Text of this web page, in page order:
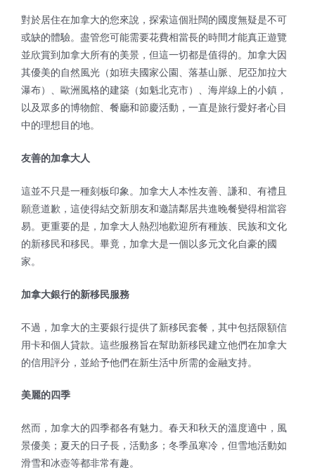
對於居住在加拿大的您來說，探索這個壯闊的國度無疑是不可
或缺的體驗。盡管您可能需要花費相當長的時間才能真正遊覽
並欣賞到加拿大所有的美景，但這一切都是值得的。加拿大因
其優美的自然風光（如班夫國家公園、落基山脈、尼亞加拉大
瀑布）、歐洲風格的建築（如魁北克市）、海岸線上的小鎮，
以及眾多的博物館、餐廳和節慶活動，一直是旅行愛好者心目
中的理想目的地。
友善的加拿大人
這並不只是一種刻板印象。加拿大人本性友善、謙和、有禮且
願意道歉，這使得結交新朋友和邀請鄰居共進晚餐變得相當容
易。更重要的是，加拿大人熱烈地歡迎所有種族、民族和文化
的新移民和移民。畢竟，加拿大是一個以多元文化自豪的國
家。
加拿大銀行的新移民服務
不過，加拿大的主要銀行提供了新移民套餐，其中包括限額信
用卡和個人貸款。這些服務旨在幫助新移民建立他們在加拿大
的信用評分，並給予他們在新生活中所需的金融支持。
美麗的四季
然而，加拿大的四季都各有魅力。春天和秋天的溫度適中，風
景優美；夏天的日子長，活動多；冬季虽寒冷，但雪地活動如
滑雪和冰壺等都非常有趣。